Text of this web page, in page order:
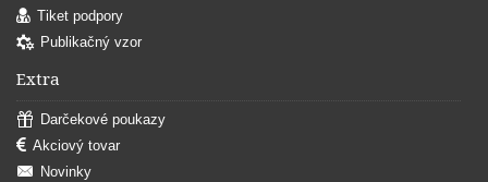
Tiket podpory
Publikačný vzor
Extra
Darčekové poukazy
Akciový tovar
Novinky